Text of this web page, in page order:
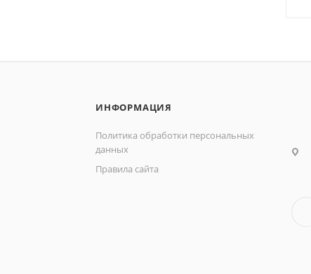
ИНФОРМАЦИЯ
Политика обработки персональных
данных
Правила сайта